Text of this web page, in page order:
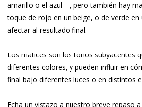
amarillo o el azul—, pero también hay
toque de rojo en un beige, o de verde
afectar al resultado final.
Los matices son los tonos subyacentes
diferentes colores, y pueden influir en
final bajo diferentes luces o en distintos
Echa un vistazo a nuestro breve repaso